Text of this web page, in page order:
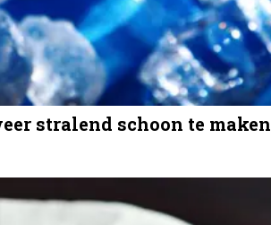
stralend schoon te maken